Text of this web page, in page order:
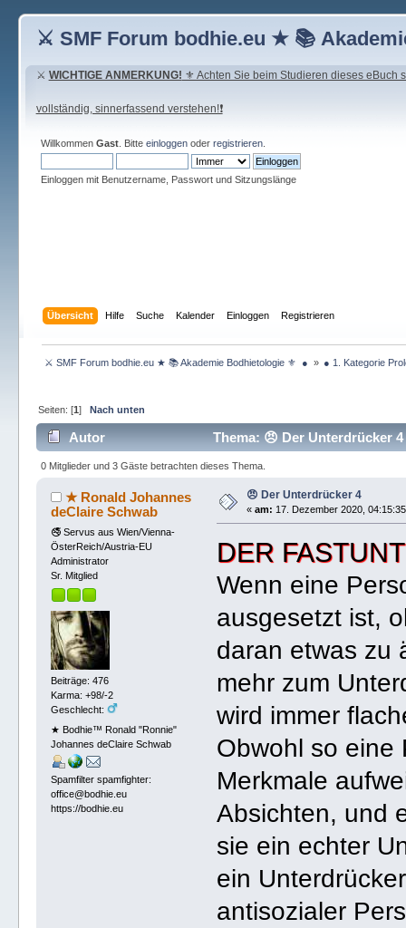
⚔ SMF Forum bodhie.eu ★ 📚
⚔ WICHTIGE ANMERKUNG! ⚜ Achten Sie beim Studieren dieses eBuch
vollständig, sinnerfassend verstehen!❗
Willkommen Gast. Bitte einloggenoder registrieren.
Einloggen mit Benutzername, Passwort und Sitzungslänge
Übersicht Hilfe Suche Kalender Einloggen Registrieren
⚔ SMF Forum bodhie.eu ★ 📚 Akademie Bodhietologie ⚜  ● » ● 1. Kategorie
Seiten: [1] Nach unten
Autor Thema: 😠 Der Unterdrücker
0 Mitglieder und 3 Gäste betrachten dieses Thema.
★ Ronald Johannes
deClaire Schwab
🚭 Servus aus Wien/Vienna-
ÖsterReich/Austria-EU
Administrator
Sr. Mitglied
Beiträge: 476
Karma: +98/-2
Geschlecht:
★ Bodhie™ Ronald "Ronnie"
Johannes deClaire Schwab
Spamfilter spamfighter:
office@bodhie.eu
https://bodhie.eu
😠 Der Unterdrücker 4
« am: 17. Dezember 2020,
DER
Wenn eine
ausgesetzt ist,
daran etwas zu
mehr zum
wird immer
Obwohl so eine
Merkmale
Absichten, und
sie ein echter
ein
antisozialer